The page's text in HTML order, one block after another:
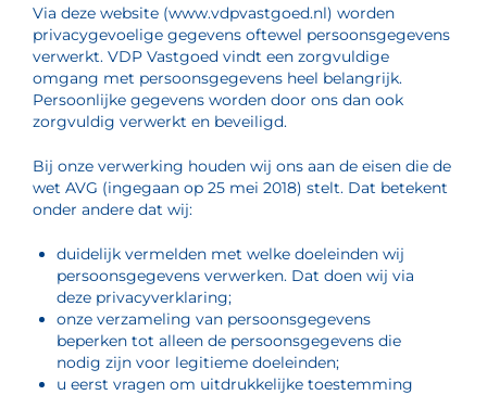
Via deze website (www.vdpvastgoed.nl) worden
privacygevoelige gegevens oftewel persoonsgegevens
verwerkt. VDP Vastgoed vindt een zorgvuldige
omgang met persoonsgegevens heel belangrijk.
Persoonlijke gegevens worden door ons dan ook
zorgvuldig verwerkt en beveiligd.
Bij onze verwerking houden wij ons aan de eisen die de
wet AVG (ingegaan op 25 mei 2018) stelt. Dat betekent
onder andere dat wij:
duidelijk vermelden met welke doeleinden wij
persoonsgegevens verwerken. Dat doen wij via
deze privacyverklaring;
onze verzameling van persoonsgegevens
beperken tot alleen de persoonsgegevens die
nodig zijn voor legitieme doeleinden;
u eerst vragen om uitdrukkelijke toestemming